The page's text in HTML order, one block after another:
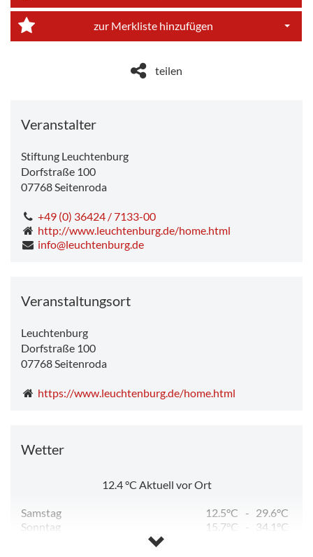
zur Merkliste hinzufügen
teilen
Veranstalter
Stiftung Leuchtenburg
Dorfstraße 100
07768Seitenroda
+49 (0) 36424 / 7133-00
http://www.leuchtenburg.de/home.html
info@leuchtenburg.de
Veranstaltungsort
Leuchtenburg
Dorfstraße 100
07768Seitenroda
https://www.leuchtenburg.de/home.html
Wetter
12.4°C Aktuell vor Ort
Samstag 12.5°C - 29.6°C
Sonntag
15.7°C -
34.1°C